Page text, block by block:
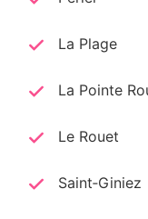
La Plage
La Pointe
Le Rouet
Saint‑Giniez